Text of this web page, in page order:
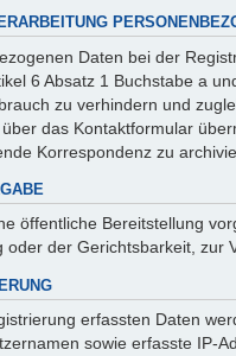
Daten bei der
6 Absatz 1 Buchstabe a
zu verhindern und
das Kontaktformular
Korrespondenz zu
öffentliche Bereitstellung
oder der Gerichtsbarkeit, zur
erfassten Daten
sowie erfasste IP-